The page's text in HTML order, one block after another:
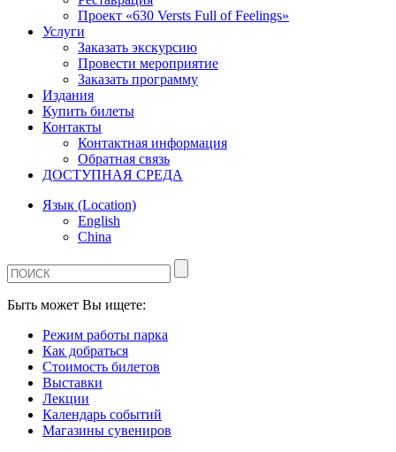
Проект «630 Versts Full of Feelings»
Услуги
Заказать экскурсию
Провести мероприятие
Заказать программу
Издания
Купить билеты
Контакты
Контактная информация
Обратная связь
ДОСТУПНАЯ СРЕДА
Язык (Location)
English
China
Быть может Вы ищете:
Режим работы парка
Как добраться
Стоимость билетов
Выставки
Лекции
Календарь событий
Магазины сувениров